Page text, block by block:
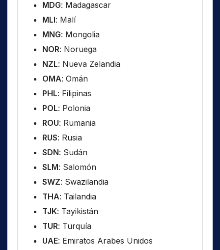
MDG: Madagascar
MLI: Malí
MNG: Mongolia
NOR: Noruega
NZL: Nueva Zelandia
OMA: Omán
PHL: Filipinas
POL: Polonia
ROU: Rumania
RUS: Rusia
SDN: Sudán
SLM: Salomón
SWZ: Swazilandia
THA: Tailandia
TJK: Tayikistán
TUR: Turquía
UAE: Emiratos Arabes Unidos